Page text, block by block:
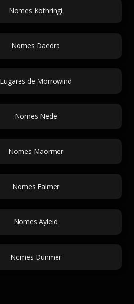
Nomes Kothringi
Nomes Daedra
Lugares de Morrowind
Nomes Nede
Nomes Maormer
Nomes Falmer
Nomes Ayleid
Nomes Dunmer